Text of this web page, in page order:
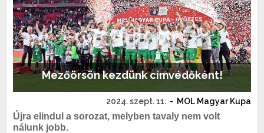
Mezőörsön kezdünk címvédőként!
2024. szept. 11. - MOL Magyar Kupa
Újra elindul a sorozat, melyben tavaly nem volt
nálunk jobb.